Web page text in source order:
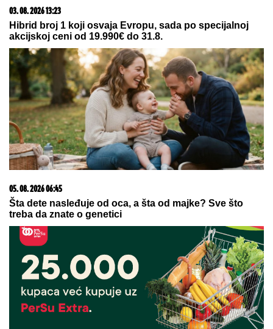
Медведев: Каријера Зеленског се ближи крају
08. 08. 2026 16:10
usta: Potresno iskustvo žene iz vrtića za Mame